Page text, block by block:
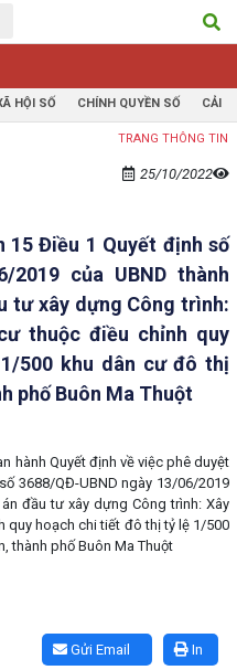
HỘI SỐ CHÍNH QUYỀN SỐ CẢI
TRANG THÔNG TIN ĐIỆN TỬ
25/10/2022
15 Điều 1 Quyết định số
2019 của UBND thành
tư xây dựng Công trình:
thuộc điều chỉnh quy
500 khu dân cư đô thị
phố Buôn Ma Thuột
hành Quyết định về việc phê duyệt
3688/QĐ-UBND ngày 13/06/2019
đầu tư xây dựng Công trình: Xây
quy hoạch chi tiết đô thị tỷ lệ 1/500
thành phố Buôn Ma Thuột
In
Gửi Email